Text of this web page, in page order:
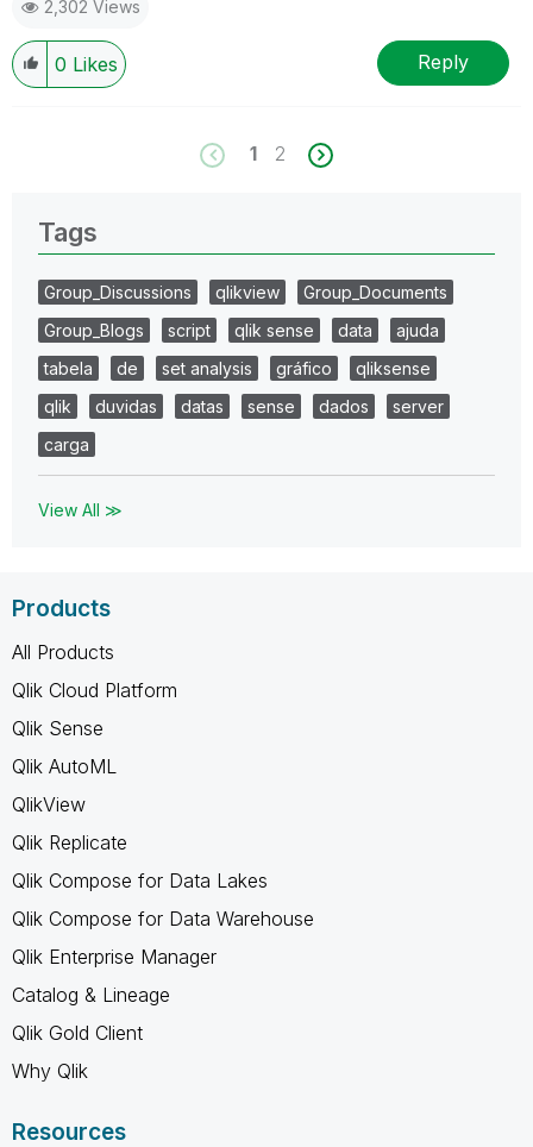
2,302 Views
0 Likes Reply
1 2
Tags
Group_Discussions qlikview
Group_Documents
Group_Blogs
script qlik sense data
ajuda
tabela
de set analysis gráfico
qliksense
qlik
duvidas datas sense dados
server
carga
View All ≫
Products
All Products
Qlik Cloud Platform
Qlik Sense
Qlik AutoML
QlikView
Qlik Replicate
Qlik Compose for Data Lakes
Qlik Compose for Data Warehouse
Qlik Enterprise Manager
Catalog & Lineage
Qlik Gold Client
Why Qlik
Resources